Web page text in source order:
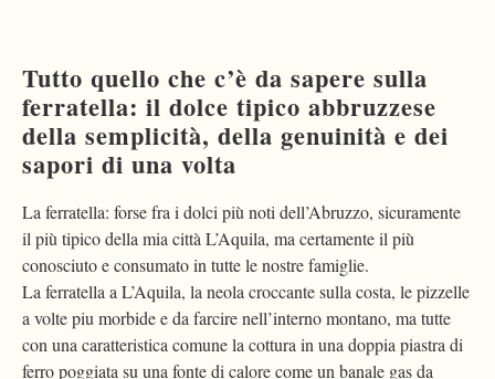
Tutto quello che c’è da sapere sulla
ferratella: il dolce tipico abbruzzese
della semplicità, della genuinità e dei
sapori di una volta
La ferratella: forse fra i dolci più noti dell’Abruzzo, sicuramente
il più tipico della mia città L’Aquila, ma certamente il più
conosciuto e consumato in tutte le nostre famiglie.
La ferratella a L’Aquila, la neola croccante sulla costa, le pizzelle
a volte piu morbide e da farcire nell’interno montano, ma tutte
con una caratteristica comune la cottura in una doppia piastra di
ferro poggiata su una fonte di calore come un banale gas da